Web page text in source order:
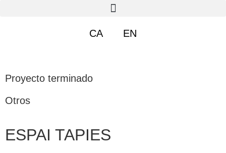
CA EN
Proyecto terminado
Otros
ESPAI TAPIES